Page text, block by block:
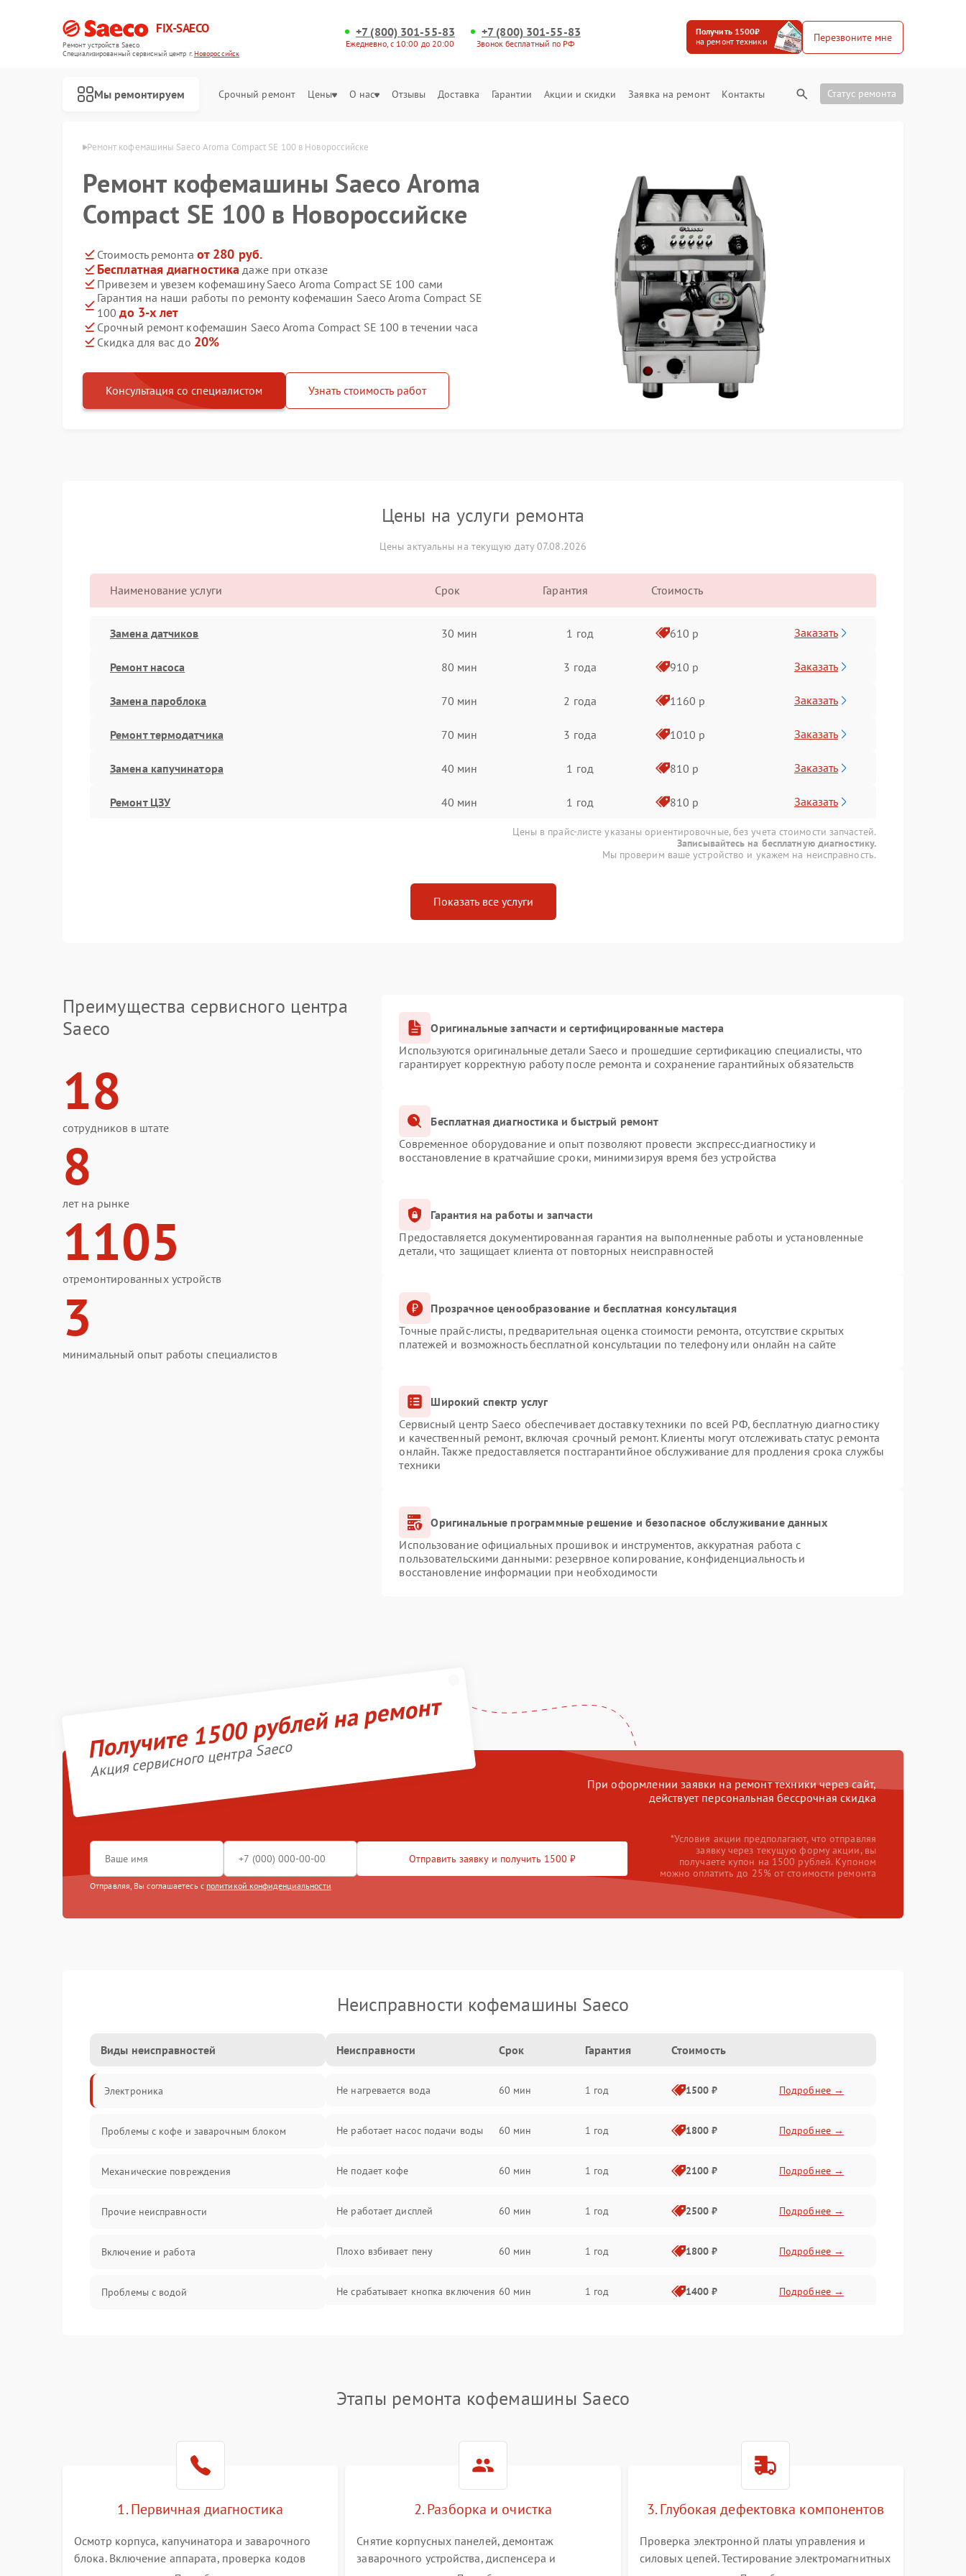
FIX-SAECO
Ремонт устройств Saeco
Специализированный cервисный центр г.Новороссийск
+7 (800) 301-55-83
Ежедневно, с 10:00 до 20:00
+7 (800) 301-55-83
Звонок бесплатный по РФ
Получить 1500₽
на ремонт техники
Перезвоните мне
Мы ремонтируем Срочный ремонт Цены О нас Отзывы Доставка Гарантии Акции и скидки Заявка на ремонт Контакты Статус ремонта
Ремонт кофемашины Saeco Aroma Compact SE 100 в Новороссийске
Ремонт кофемашины Saeco Aroma
Compact SE 100 в Новороссийске
Стоимость ремонта от 280 руб.
Бесплатная диагностика даже при отказе
Привезем и увезем кофемашину Saeco Aroma Compact SE 100 сами
Гарантия на наши работы по ремонту кофемашин Saeco Aroma Compact SE
100до 3-х лет
Срочный ремонт кофемашин Saeco Aroma Compact SE 100 в течении часа
Скидка для вас до 20%
Консультация со специалистом Узнать стоимость работ
Цены на услуги ремонта
Цены актуальны на текущую дату 07.08.2026
Наименование услуги Срок Гарантия Стоимость
Замена датчиков 30 мин 1 год 610 р Заказать
Ремонт насоса 80 мин 3 года 910 р Заказать
Замена пароблока 70 мин 2 года 1160 р Заказать
Ремонт термодатчика 70 мин 3 года 1010 р Заказать
Замена капучинатора 40 мин 1 год 810 р Заказать
Ремонт ЦЗУ 40 мин 1 год 810 р Заказать
Цены в прайс-листе указаны ориентировочные, без учета стоимости запчастей.
Записывайтесь на бесплатную диагностику.
Мы проверим ваше устройство и укажем на неисправность.
Показать все услуги
Преимущества сервисного центра
Saeco
18
сотрудников в штате
8
лет на рынке
1105
отремонтированных устройств
3
минимальный опыт работы специалистов
Оригинальные запчасти и сертифицированные мастера
Используются оригинальные детали Saeco и прошедшие сертификацию специалисты, что
гарантирует корректную работу после ремонта и сохранение гарантийных обязательств
Бесплатная диагностика и быстрый ремонт
Современное оборудование и опыт позволяют провести экспресс-диагностику и
восстановление в кратчайшие сроки, минимизируя время без устройства
Гарантия на работы и запчасти
Предоставляется документированная гарантия на выполненные работы и установленные
детали, что защищает клиента от повторных неисправностей
Прозрачное ценообразование и бесплатная консультация
Точные прайс-листы, предварительная оценка стоимости ремонта, отсутствие скрытых
платежей и возможность бесплатной консультации по телефону или онлайн на сайте
Широкий спектр услуг
Сервисный центр Saeco обеспечивает доставку техники по всей РФ, бесплатную диагностику
и качественный ремонт, включая срочный ремонт. Клиенты могут отслеживать статус ремонта
онлайн. Также предоставляется постгарантийное обслуживание для продления срока службы
техники
Оригинальные программные решение и безопасное обслуживание данных
Использование официальных прошивок и инструментов, аккуратная работа с
пользовательскими данными: резервное копирование, конфиденциальность и
восстановление информации при необходимости
Получите 1500 рублей на ремонт
Акция сервисного центра Saeco
При оформлении заявки на ремонт техники через сайт,
действует персональная бессрочная скидка
Отправить заявку и получить 1500 ₽
Отправляя, Вы соглашаетесь с политикой конфиденциальности
*Условия акции предполагают, что отправляя
заявку через текущую форму акции, вы
получаете купон на 1500 рублей. Купоном
можно оплатить до 25% от стоимости ремонта
Неисправности кофемашины Saeco
Виды неисправностей
Электроника
Проблемы с кофе и заварочным блоком
Механические повреждения
Прочие неисправности
Включение и работа
Проблемы с водой
Неисправности Срок Гарантия Стоимость
Не нагревается вода 60 мин 1 год 1500 ₽ Подробнее →
Не работает насос подачи воды 60 мин 1 год 1800 ₽ Подробнее →
Не подает кофе 60 мин 1 год 2100 ₽ Подробнее →
Не работает дисплей 60 мин 1 год 2500 ₽ Подробнее →
Плохо взбивает пену 60 мин 1 год 1800 ₽ Подробнее →
Не срабатывает кнопка включения 60 мин 1 год 1400 ₽ Подробнее →
Этапы ремонта кофемашины Saeco
1. Первичная диагностика
Осмотр корпуса, капучинатора и заварочного
блока. Включение аппарата, проверка кодов
2. Разборка и очистка
Снятие корпусных панелей, демонтаж
заварочного устройства, диспенсера и
3. Глубокая дефектовка компонентов
Проверка электронной платы управления и
силовых цепей. Тестирование электромагнитных